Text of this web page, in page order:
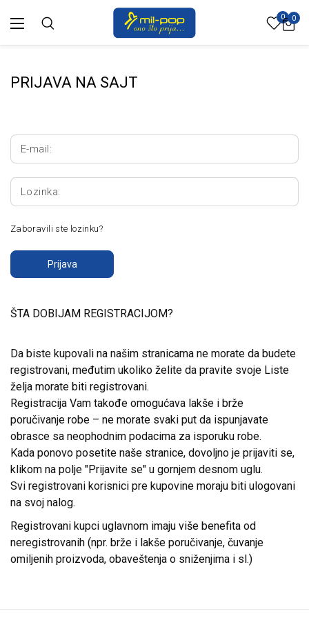
0 0
PRIJAVA NA SAJT
E-mail:
Lozinka:
Zaboravili ste lozinku?
Prijava
ŠTA DOBIJAM REGISTRACIJOM?
Da biste kupovali na našim stranicama ne morate da budete
registrovani, međutim ukoliko želite da pravite svoje Liste
želja morate biti registrovani.
Registracija Vam takođe omogućava lakše i brže
poručivanje robe – ne morate svaki put da ispunjavate
obrasce sa neophodnim podacima za isporuku robe.
Kada ponovo posetite naše stranice, dovoljno je prijaviti se,
klikom na polje "Prijavite se" u gornjem desnom uglu.
Svi registrovani korisnici pre kupovine moraju biti ulogovani
na svoj nalog.
Registrovani kupci uglavnom imaju više benefita od
neregistrovanih (npr. brže i lakše poručivanje, čuvanje
omiljenih proizvoda, obaveštenja o sniženjima i sl.)